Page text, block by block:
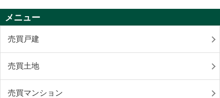
メニュー
売買戸建
売買土地
売買マンション